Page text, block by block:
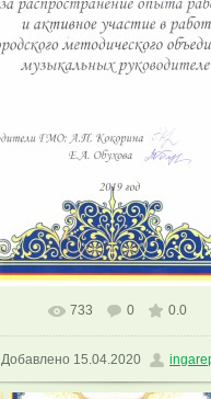
В реальном размере 1153x1600
733 0 0.0
Добавлено 15.04.2020